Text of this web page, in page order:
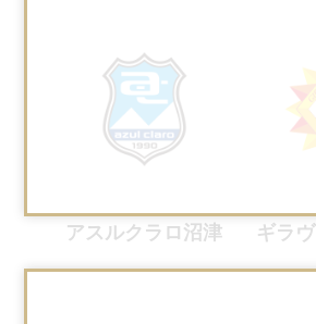
アスルクラロ沼津 ギラ